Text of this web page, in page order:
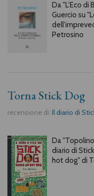
Da "L'Eco di
Guercio su
Petrosino
Torna Stick Dog
recensione di: Il diario di
Da
diario di
hot dog" di